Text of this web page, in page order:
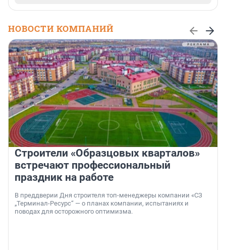
НОВОСТИ КОМПАНИЙ
Строители «Образцовых кварталов»
встречают профессиональный
праздник на работе
В преддверии Дня строителя топ-менеджеры компании «СЗ
„Терминал-Ресурс“ — о планах компании, испытаниях и
поводах для осторожного оптимизма.